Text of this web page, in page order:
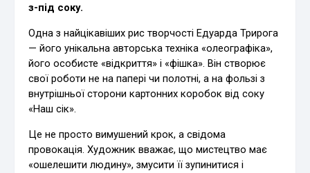
з-під соку.
Одна з найцікавіших рис творчості Едуарда Трирога
— його унікальна авторська техніка «олеографіка»,
його особисте «відкриття» і «фішка». Він створює
свої роботи не на папері чи полотні, а на фользі з
внутрішньої сторони картонних коробок від соку
«Наш сік».
Це не просто вимушений крок, а свідома
провокація. Художник вважає, що мистецтво має
«ошелешити людину», змусити її зупинитися і